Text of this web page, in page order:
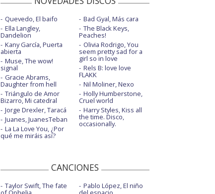
Quevedo, El baifo
Ella Langley,
Dandelion
Kany García, Puerta
abierta
Muse, The wow!
signal
Gracie Abrams,
Daughter from hell
Triángulo de Amor
Bizarro, Mi catedral
Jorge Drexler, Taracá
Juanes, JuanesTeban
La La Love You, ¿Por
qué me miráis así?
Bad Gyal, Más cara
The Black Keys,
Peaches!
Olivia Rodrigo, You
seem pretty sad for a
girl so in love
Rels B: love love
FLAKK
Nil Moliner, Nexo
Holly Humberstone,
Cruel world
Harry Styles, Kiss all
the time. Disco,
occasionally.
CANCIONES
Taylor Swift, The fate Pablo López, El niño